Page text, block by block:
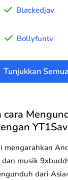
Blackedjav
Bollyfuntv
Tunjukkan Semua
cara
mengarahkan
musik
dari